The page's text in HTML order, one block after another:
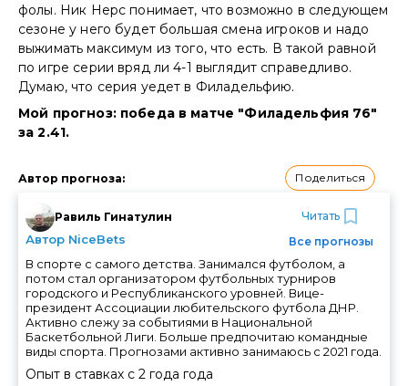
фолы. Ник Нерс понимает, что возможно в следующем
сезоне у него будет большая смена игроков и надо
выжимать максимум из того, что есть. В такой равной
по игре серии вряд ли 4-1 выглядит справедливо.
Думаю, что серия уедет в Филадельфию.
Мой прогноз: победа в матче "Филадельфия 76"
за 2.41.
Автор прогноза: Поделиться
Равиль Гинатулин
Автор NiceBets
Читать
Все прогнозы
В спорте с самого детства. Занимался футболом, а
потом стал организатором футбольных турниров
городского и Республиканского уровней. Вице-
президент Ассоциации любительского футбола ДНР.
Активно слежу за событиями в Национальной
Баскетбольной Лиги. Больше предпочитаю командные
виды спорта. Прогнозами активно занимаюсь с 2021 года.
Опыт в ставках с 2 года года